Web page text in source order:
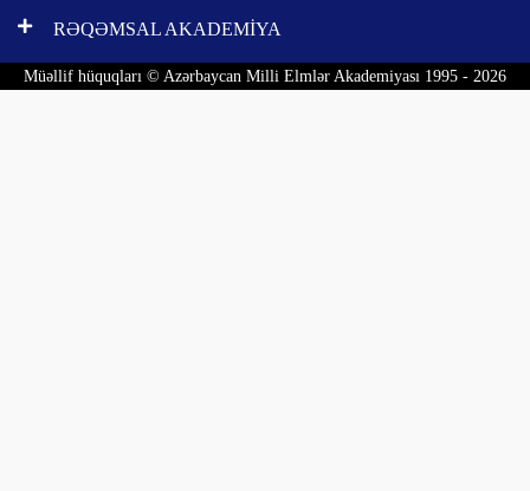
RƏQƏMSAL AKADEMİYA
Müəllif hüquqları © Azərbaycan Milli Elmlər Akademiyası 1995 - 2026